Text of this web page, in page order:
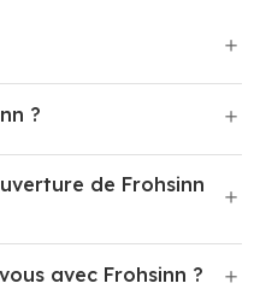
?
de Frohsinn
avec Frohsinn ?